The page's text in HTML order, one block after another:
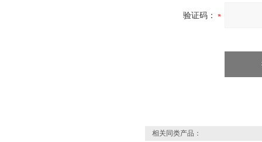
验证码：
相关同类产品：